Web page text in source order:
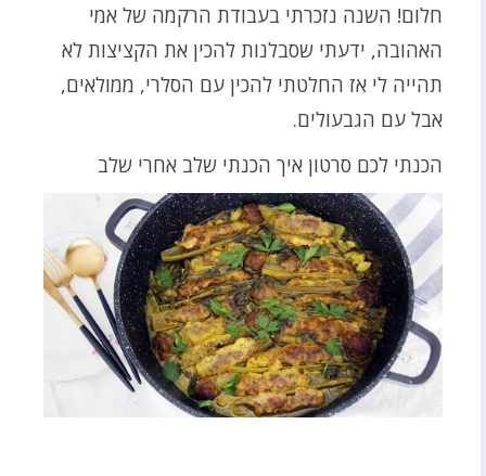
חלום! השנה נזכרתי בעבודת הרקמה של אמי
האהובה, ידעתי שסבלנות להכין את הקציצות לא
תהייה לי אז החלטתי להכין עם הסלרי, ממולאים,
אבל עם הגבעולים.
הכנתי לכם סרטון איך הכנתי שלב אחרי שלב